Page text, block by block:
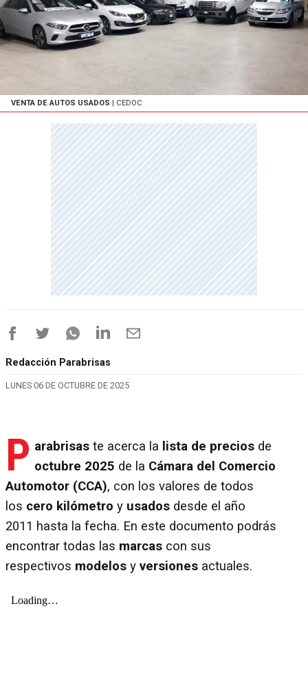
VENTA DE AUTOS USADOS | CEDOC
Redacción Parabrisas
LUNES 06 DE OCTUBRE DE 2025
P arabrisas te acerca la lista de precios de
octubre 2025 de la Cámara del Comercio
Automotor (CCA), con los valores de todos
los cero kilómetro y usados desde el año
2011 hasta la fecha. En este documento podrás
encontrar todas las marcas con sus
respectivos modelos y versiones actuales.